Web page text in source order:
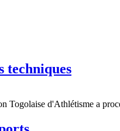
techniques
Togolaise d'Athlétisme a